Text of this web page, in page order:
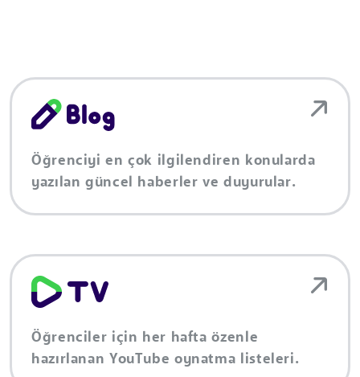
Öğrenciyi en çok ilgilendiren konularda
yazılan güncel haberler ve duyurular.
Öğrenciler için her hafta özenle
hazırlanan YouTube oynatma listeleri.